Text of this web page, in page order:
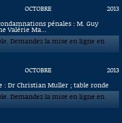
OCTOBRE
2013
pénales : M. Guy
Valérie Ma...
Demandez la mise en ligne en
OCTOBRE
2013
: Dr Christian Muller ; table ronde
Demandez la mise en ligne en